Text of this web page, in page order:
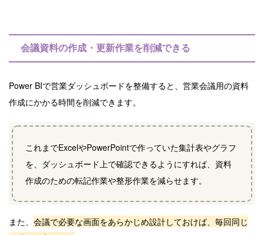
会議資料の作成・更新作業を削減できる
Power BIで営業ダッシュボードを整備すると、営業会議用の資料
作成にかかる時間を削減できます。
これまでExcelやPowerPointで作っていた集計表やグラフ
を、ダッシュボード上で確認できるようにすれば、資料
作成のための転記作業や整形作業を減らせます。
また、 会議で必要な画面をあらかじめ設計しておけば、毎回同じ